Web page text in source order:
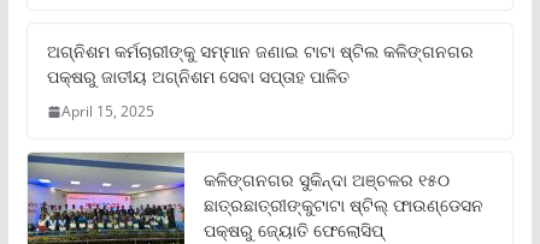
ଅଗ୍ନିଶମ କର୍ମଚାରୀଙ୍କୁ ସମ୍ମାନ ଜଣାଇ ଟାଟା ଷ୍ଟିଲ କଳିଙ୍ଗନଗର
ପକ୍ଷରୁ ଜାତୀୟ ଅଗ୍ନିଶମ ସେବା ସପ୍ତାହ ପାଳିତ
April 15, 2025
କଳିଙ୍ଗନଗର ସୁକିନ୍ଦା ଅଞ୍ଚଳର ୧୫୦
ଛାତ୍ରଛାତ୍ରୀଙ୍କୁଟାଟା ଷ୍ଟିଲ୍ ଫାଉଣ୍ଡେସନ
ପକ୍ଷରୁ ଜ୍ୟୋତି ଫେଲୋସିପ୍‌